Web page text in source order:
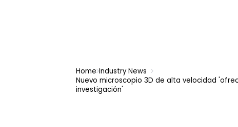
Home Industry News
Nuevo microscopio 3D de alta velocidad
investigación'